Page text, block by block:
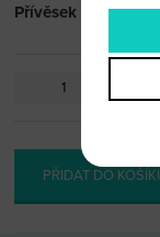
Přívěsek DAF
PŘIDAT DO